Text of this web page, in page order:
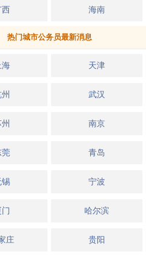
西 海南
热门城市公务员最新消息
海 天津
武汉
南京
莞 青岛
锡 宁波
门 哈尔滨
庄 贵阳